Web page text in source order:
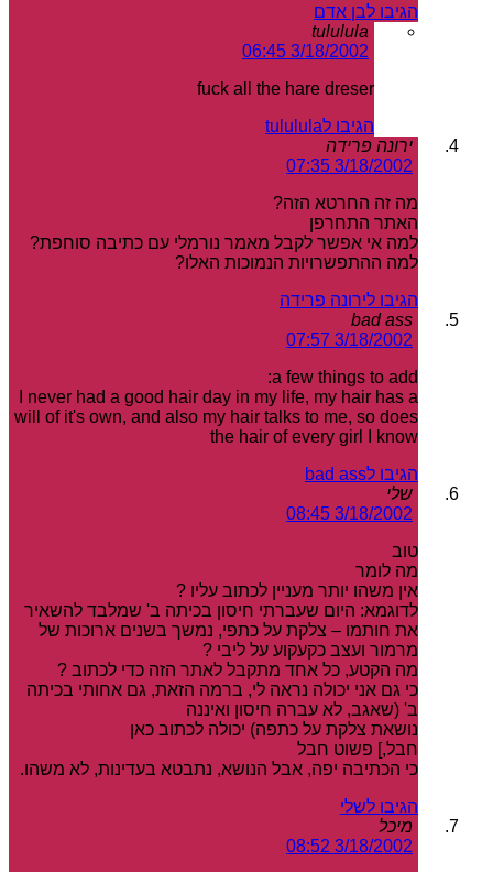
הגיבו לבן אדם
tululula
3/18/2002 06:45
fuck all the hare dreser
הגיבו לtululula
ירונה פרידה
3/18/2002 07:35
מה זה החרטא הזה?
האתר התחרפן
למה אי אפשר לקבל מאמר נורמלי עם כתיבה סוחפת?
למה ההתפשרויות הנמוכות האלו?
הגיבו לירונה פרידה
bad ass
3/18/2002 07:57
a few things to add:
I never had a good hair day in my life, my hair has a
will of it's own, and also my hair talks to me, so does
the hair of every girl I know
הגיבו לbad ass
שלי
3/18/2002 08:45
טוב
מה לומר
אין משהו יותר מעניין לכתוב עליו ?
לדוגמא: היום שעברתי חיסון בכיתה ב' שמלבד להשאיר
את חותמו – צלקת על כתפי, נמשך בשנים ארוכות של
מרמור ועצב כקעקוע על ליבי ?
מה הקטע, כל אחד מתקבל לאתר הזה כדי לכתוב ?
כי גם אני יכולה נראה לי, ברמה הזאת, גם אחותי בכיתה
ב' (שאגב, לא עברה חיסון ואיננה
נושאת צלקת על כתפה) יכולה לכתוב כאן
חבל,] פשוט חבל
כי הכתיבה יפה, אבל הנושא, נתבטא בעדינות, לא משהו.
הגיבו לשלי
מיכל
3/18/2002 08:52